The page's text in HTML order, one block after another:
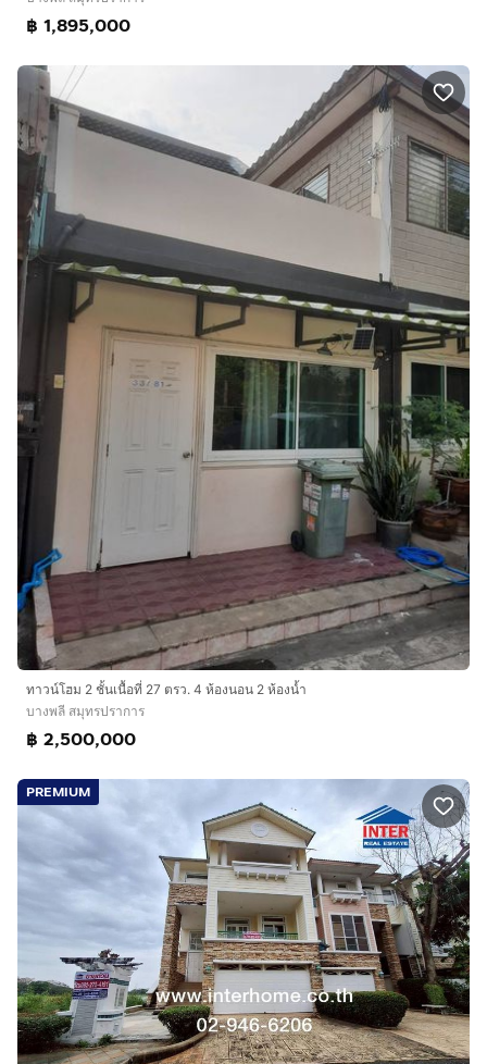
฿ 1,895,000
ทาวน์โฮม 2 ชั้นเนื้อที่ 27 ตรว. 4 ห้องนอน 2 ห้องน้ำ
บางพลี สมุทรปราการ
฿ 2,500,000
PREMIUM